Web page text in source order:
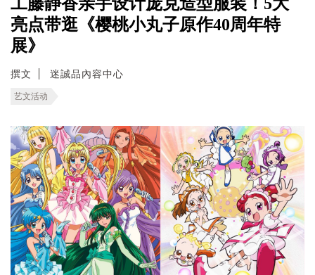
亮点带逛《樱桃小丸子原作40周年特
展》
撰文 迷誠品內容中心
艺文活动